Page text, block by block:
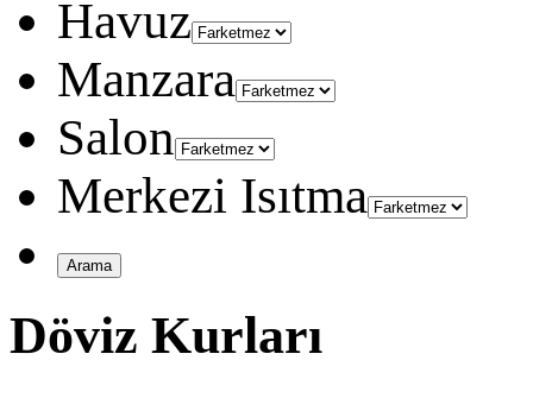
Havuz
Manzara
Salon
Merkezi Isıtma
Döviz Kurları